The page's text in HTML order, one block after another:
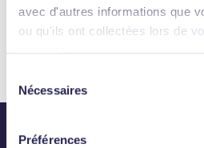
avec d'autres informations que
ou qu'ils ont collectées lors de
Nécessaires
Préférences
September 14, 2021
Consulter l'actualité